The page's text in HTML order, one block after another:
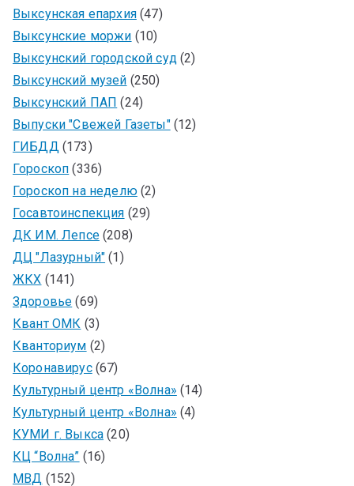
Выксунская епархия(47)
Выксунские моржи (10)
Выксунский городской суд (2)
Выксунский музей (250)
Выксунский ПАП (24)
Выпуски "Свежей Газеты"(12)
ГИБДД (173)
Гороскоп (336)
Гороскоп на неделю(2)
Госавтоинспекция (29)
ДК ИМ. Лепсе(208)
ДЦ "Лазурный" (1)
ЖКХ (141)
Здоровье (69)
Квант ОМК (3)
Кванториум (2)
Коронавирус(67)
Культурный центр «Волна» (14)
Культурный центр «Волна» (4)
КУМИ г. Выкса (20)
КЦ “Волна” (16)
МВД (152)